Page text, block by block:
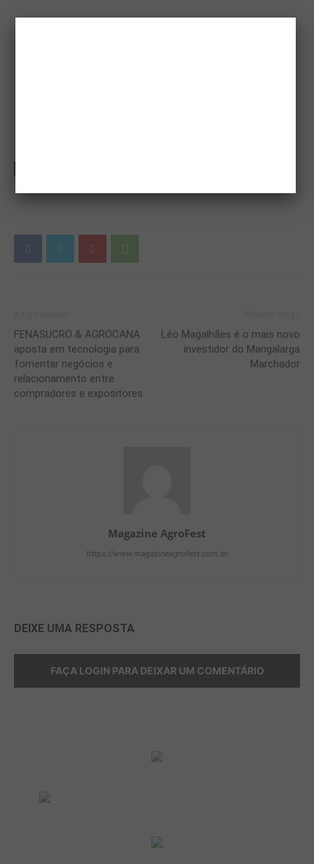
FENASUCRO & AGROCANA
aposta em tecnologia para
fomentar negócios e
relacionamento entre
compradores e expositores
Léo Magalhães é o mais novo
investidor do Mangalarga
Marchador
Magazine AgroFest
https://www.magazineagrofest.com.br
DEIXE UMA RESPOSTA
FAÇA LOGIN PARA DEIXAR UM COMENTÁRIO